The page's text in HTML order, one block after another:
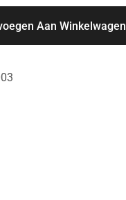
Aan Winkelwagen